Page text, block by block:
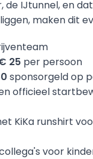
de IJtunnel, en
maken dit
25 per persoon
sponsorgeld op
officieel
KiKa runshirt
voor